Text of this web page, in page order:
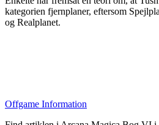
kategorien fjernplaner, eftersom
og Realplanet.
Offgame Information